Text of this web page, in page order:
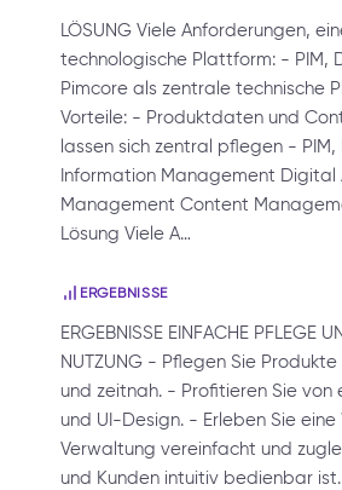
LÖSUNG Viele Anforderungen,
technologische Plattform: - PIM,
Pimcore als zentrale technische
Vorteile: - Produktdaten und
lassen sich zentral pflegen - PIM,
Information Management Digital
Management Content
Lösung Viele A…
ERGEBNISSE
ERGEBNISSE EINFACHE PFLEGE
NUTZUNG - Pflegen Sie
und zeitnah. - Profitieren Sie von
und UI-Design. - Erleben Sie
Verwaltung vereinfacht und
und Kunden intuitiv bedienbar ist.